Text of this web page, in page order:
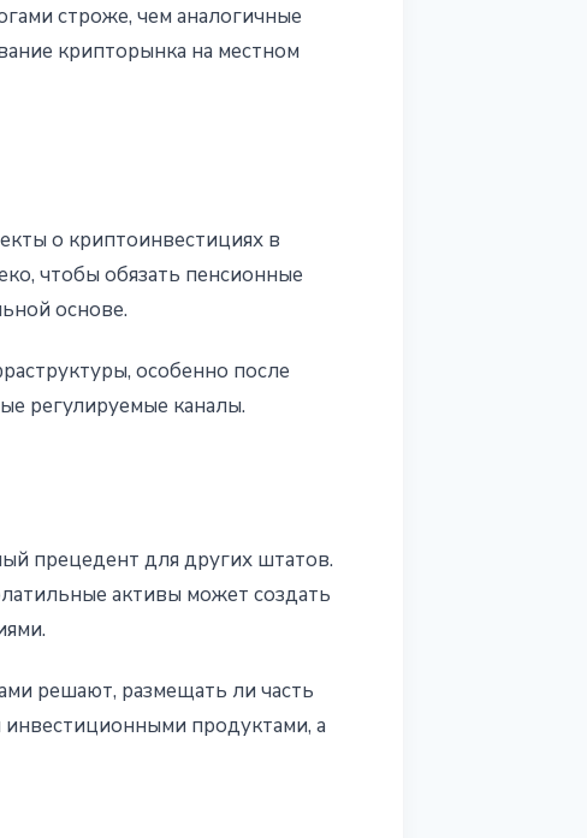
строже, чем аналогичные
крипторынка на местном
о криптоинвестициях в
чтобы обязать пенсионные
основе.
особенно после
регулируемые каналы.
прецедент для других штатов.
активы может создать
решают, размещать ли часть
продуктами, а